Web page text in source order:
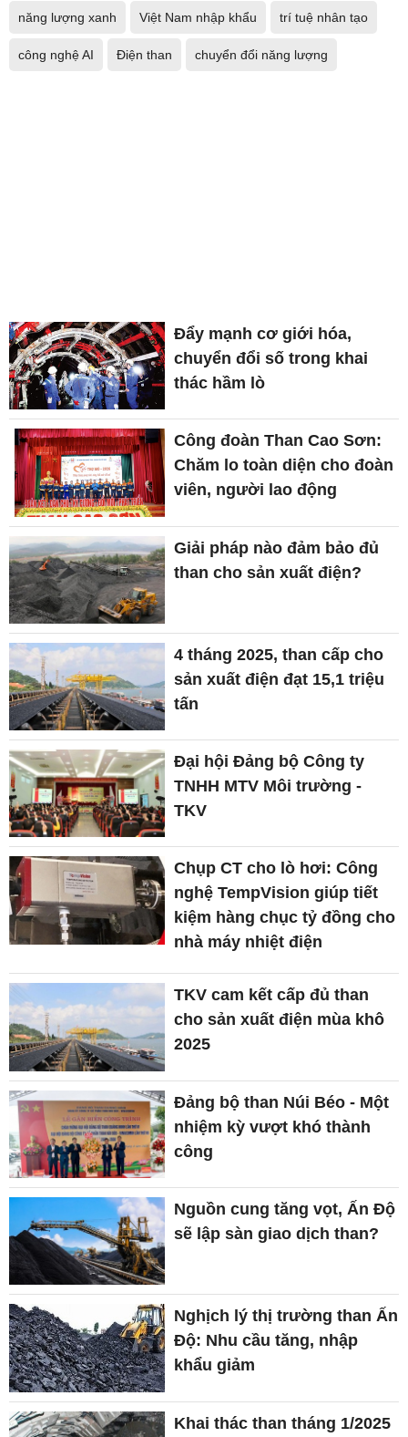
năng lượng xanh Việt Nam nhập khẩu trí tuệ nhân tạo
công nghệ AI Điện than chuyển đổi năng lượng
Đẩy mạnh cơ giới hóa,
chuyển đổi số trong khai
thác hầm lò
Công đoàn Than Cao Sơn:
Chăm lo toàn diện cho đoàn
viên, người lao động
Giải pháp nào đảm bảo đủ
than cho sản xuất điện?
4 tháng 2025, than cấp cho
sản xuất điện đạt 15,1 triệu
tấn
Đại hội Đảng bộ Công ty
TNHH MTV Môi trường -
TKV
Chụp CT cho lò hơi: Công
nghệ TempVision giúp tiết
kiệm hàng chục tỷ đồng cho
nhà máy nhiệt điện
TKV cam kết cấp đủ than
cho sản xuất điện mùa khô
2025
Đảng bộ than Núi Béo - Một
nhiệm kỳ vượt khó thành
công
Nguồn cung tăng vọt, Ấn Độ
sẽ lập sàn giao dịch than?
Nghịch lý thị trường than Ấn
Độ: Nhu cầu tăng, nhập
khẩu giảm
Khai thác than tháng 1/2025